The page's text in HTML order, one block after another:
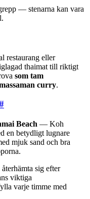
— stenarna kan vara
restaurang eller
thaimat till riktigt
som tam
curry.
Beach — Koh
en betydligt lugnare
mjuk sand och bra
sig efter
viktiga
varje timme med